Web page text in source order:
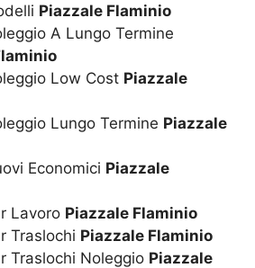
Piazzale Flaminio
A Lungo Termine
Low Cost Piazzale
Lungo Termine Piazzale
Economici Piazzale
Lavoro Piazzale Flaminio
Traslochi Piazzale Flaminio
Traslochi Noleggio Piazzale